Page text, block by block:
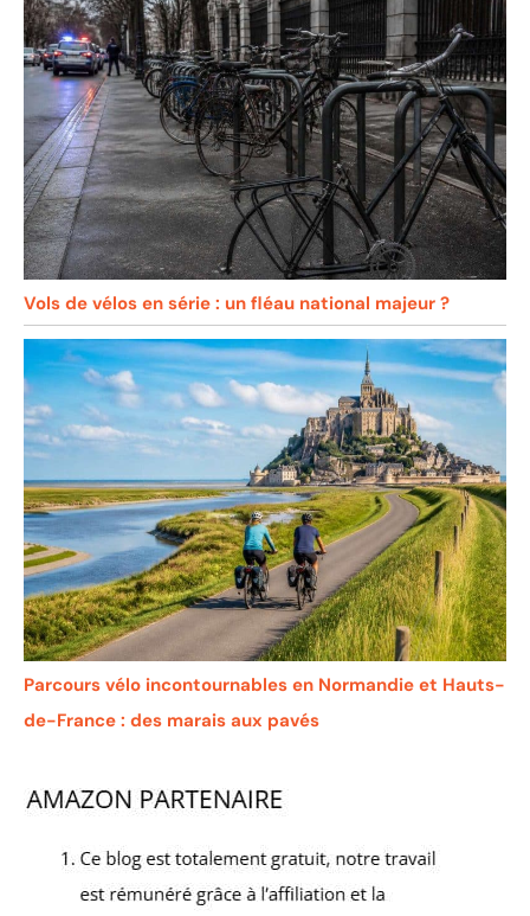
Vols de vélos en série : un fléau national majeur ?
Parcours vélo incontournables en Normandie et Hauts-
de-France : des marais aux pavés